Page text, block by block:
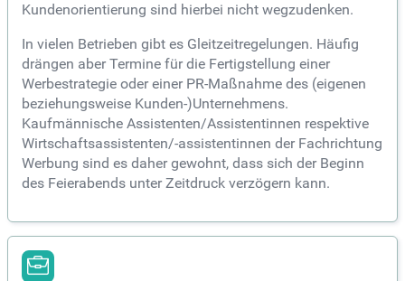
Kundenorientierung sind hierbei nicht wegzudenken.
In vielen Betrieben gibt es Gleitzeitregelungen. Häufig
drängen aber Termine für die Fertigstellung einer
Werbestrategie oder einer PR-Maßnahme des (eigenen
beziehungsweise Kunden-)Unternehmens.
Kaufmännische Assistenten/Assistentinnen respektive
Wirtschaftsassistenten/-assistentinnen der Fachrichtung
Werbung sind es daher gewohnt, dass sich der Beginn
des Feierabends unter Zeitdruck verzögern kann.